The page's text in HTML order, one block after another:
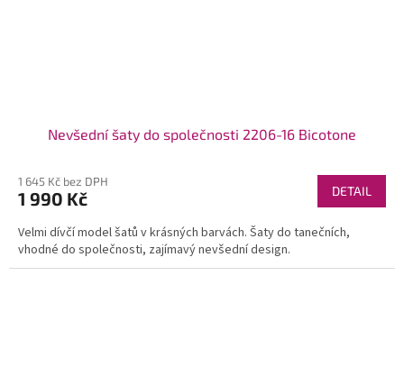
Nevšední šaty do společnosti 2206-16 Bicotone
1 645 Kč bez DPH
1 990 Kč DETAIL
Velmi dívčí model šatů v krásných barvách. Šaty do tanečních,
vhodné do společnosti, zajímavý nevšední design.